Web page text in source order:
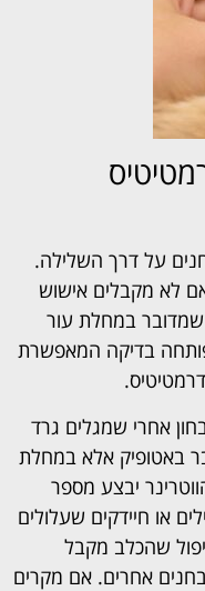
על דרך השלילה.
לא מקבלים אישוש
במחלת עור
בדיקה המאפשרת
אחרי שמגלים גרד
באטופיק אלא במחלת
יבצע מספר
או חיידקים שעלולים
שהכלב מקבל
אחרים. אם מקרים